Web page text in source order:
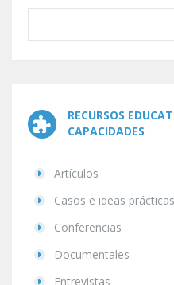
RECURSOS
CAPACIDADES
Artículos
Casos e ideas prácticas
Conferencias
Documentales
Entrevistas